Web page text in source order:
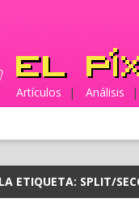
Artículos | Análisis |
ETIQUETA: SPLIT/